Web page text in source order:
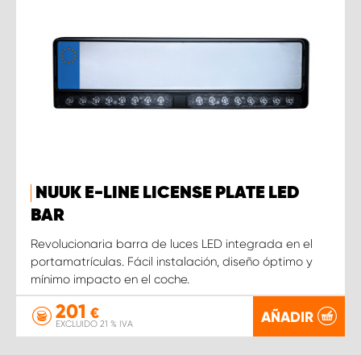
NUUK E-LINE LICENSE PLATE LED
BAR
Revolucionaria barra de luces LED integrada en el
portamatrículas. Fácil instalación, diseño óptimo y
mínimo impacto en el coche.
201 €
EXCLUIDO 21 % IVA AÑADIR